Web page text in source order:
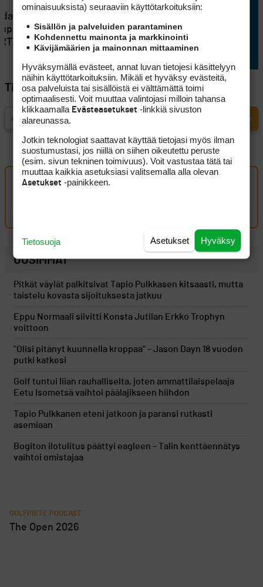
VÄLINEET 2
Pro: Miten kohtuuhintainen
monilajikello toimii golfarin
2:n
Tilaa Golfpisteen uutiskirje
Oma kommentti
UUSIMMAT
Pitkät väylät palkitsivat Tapio Pulkkasen kitsaasti, mutta
taistelu kovasta sijoituksesta jatkuu
Eppu Normaali siivitti Konsta Jutilan Erkko Trophyn
voittoon
"Olisi pitänyt kuunnella kroppaa" – Jason Dayn 18 vuoden
putki katkesi
Golf tuntui liian rauhalliselta, joten ammattilaispelaaja
Eetu Isometsä vaihtoi päälajikseen hiihdon
Tapio Pulkkanen eteni jatkoon ja paransi rutkasti
asemiaan
Bogiton ilotulitus päättyi eagleen – Talin kenttäennätys
vaihtoi omistajaa
GOLFPISTE PODCAST
The Open 2026
ominaisuuk­sista) seuraaviin käyttötarkoituksiin:
Sisällön ja palveluiden parantaminen
Kohdennettu mainonta ja markkinointi
Kävijämäärien ja mainonnan mittaaminen
Hyväksymällä evästeet, annat luvan tietojesi käsittelyyn
näihin käyttötarkoituksiin. Mikäli et hyväksy evästeitä,
osa palveluista tai sisällöistä ei välttämättä toimi
optimaalisesti. Voit muuttaa valintojasi milloin tahansa
klikkaamalla Evästeasetukset -linkkiä sivuston
alareunassa.
Jotkin teknologiat saattavat käyttää tietojasi myös ilman
suostumustasi, jos niillä on siihen oikeutettu peruste
(esim. sivun tekninen toimivuus). Voit vastustaa tätä tai
muuttaa kaikkia asetuksiasi valitsemalla alla olevan
Asetukset -painikkeen.
Hyväksy
Asetukset
Tietosuoja